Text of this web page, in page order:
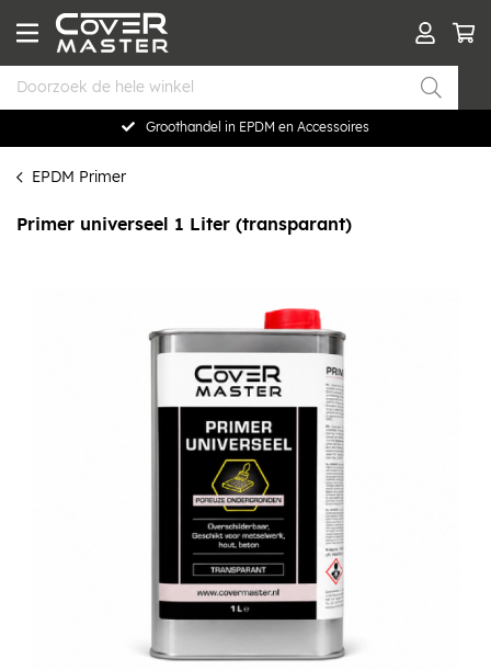
Groothandel in EPDM en Accessoires
EPDM Primer
Primer universeel 1 Liter (transparant)